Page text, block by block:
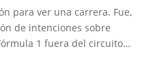
para ver una carrera. Fue,
de intenciones sobre
1 fuera del circuito…